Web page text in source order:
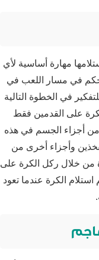
مهارة أساسية لأي
في مسار اللعب في
في الخطوة التالية
على القدمين فقط
أجزاء الجسم في هذه
وأجزاء أخرى من
من خلال ركل الكرة على
متر منها و ثم استلام الكرة عندما تعود